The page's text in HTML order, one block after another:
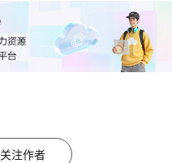
关注作者